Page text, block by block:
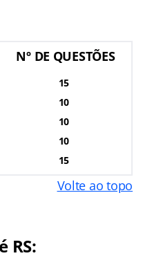
Nº DE QUESTÕES
15
10
10
10
15
Volte ao topo
RS: